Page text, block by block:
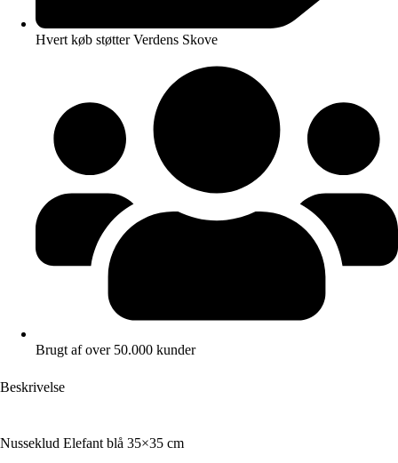
Hvert køb støtter Verdens Skove
Brugt af over 50.000 kunder
Beskrivelse
Nusseklud Elefant blå 35×35 cm